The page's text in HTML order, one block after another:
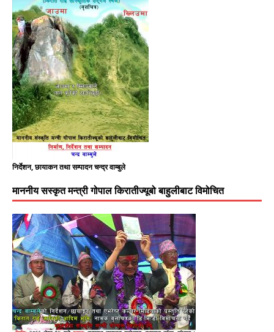
निर्देशन, छायाकन तथा सम्पादन चन्द्र वाम्बुले
माननीय सस्कृत मन्त्री गोपाल किरातीज्यूबो बाहुलीबाट विमोचित